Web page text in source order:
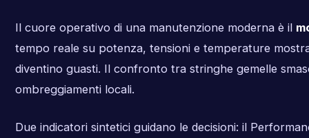
Il cuore operativo di una manutenzione moderna è il
tempo reale su potenza, tensioni e temperature
diventino guasti. Il confronto tra stringhe gemelle
ombreggiamenti locali.
Due indicatori sintetici guidano le decisioni: il